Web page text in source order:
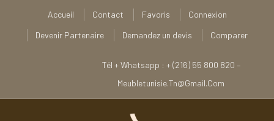
Accueil Contact Favoris
Connexion
Devenir Partenaire
Demandez un devis Comparer
Tél + Whatsapp : + (216) 55 800 820 –
Meubletunisie.tn@gmail.com